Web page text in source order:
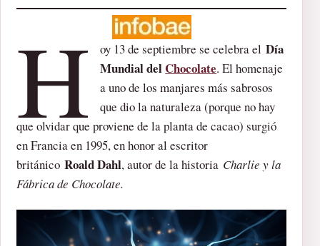
H oy 13 de septiembre se celebra elDía
Mundial del Chocolate. El homenaje
a uno de los manjares más sabrosos
que dio la naturaleza (porque no hay
que olvidar que proviene de la planta de cacao) surgió
en Francia en 1995, en honor al escritor
británico Roald Dahl, autor de la historia Charlie y la
Fábrica de Chocolate.